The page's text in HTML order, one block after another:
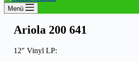
Menü
Ariola 200 641
12″ Vinyl LP: